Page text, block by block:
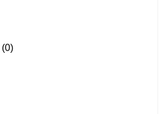
(0)